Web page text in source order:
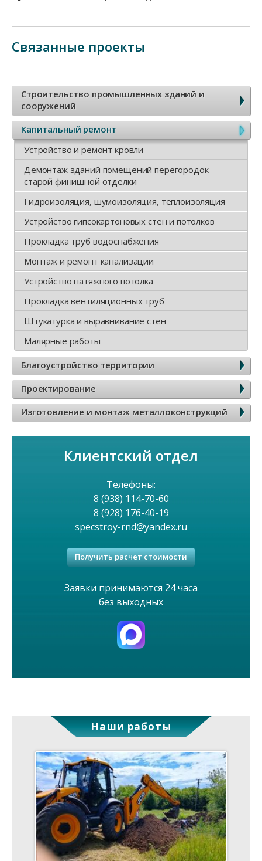
Связанные проекты
Б
о
к
о
в
о
е
м
е
н
ю
Строительство промышленных зданий и
сооружений
Капитальный ремонт
Устройство и ремонт кровли
Демонтаж зданий помещений перегородок
старой финишной отделки
Гидроизоляция, шумоизоляция, теплоизоляция
Устройство гипсокартоновых стен и потолков
Прокладка труб водоснабжения
Монтаж и ремонт канализации
Устройство натяжного потолка
Прокладка вентиляционных труб
Штукатурка и выравнивание стен
Малярные работы
Благоустройство территории
Проектирование
Изготовление и монтаж металлоконструкций
Клиентский отдел
Телефоны:
8 (938) 114-70-60
8 (928) 176-40-19
specstroy-rnd@yandex.ru
Получить расчет стоимости
Заявки принимаются 24 часа
без выходных
Наши работы